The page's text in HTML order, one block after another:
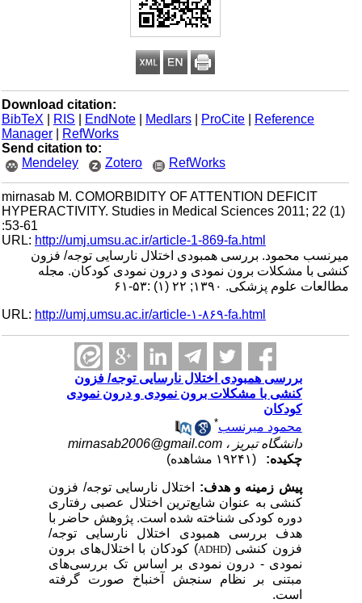
Download citation:
BibTeX
| RIS |EndNote |Medlars |ProCite |Reference
Manager
|RefWorks
Send citation to:
Mendeley
Zotero RefWorks
mirnasab M. COMORBIDITY OF ATTENTION DEFICIT
HYPERACTIVITY. Studies in Medical Sciences 2011; 22 (1)
:53-61
URL:http://umj.umsu.ac.ir/article-1-869-fa.html
میرنسب محمود. بررسی همبودی اختلال نارسایی توجه/ فزون
کنشی با مشکلات برون نمودی و درون نمودی کودکان. مجله
مطالعات علوم پزشکی. ۱۳۹۰; ۲۲ (۱) :۵۳-۶۱
URL:http://umj.umsu.ac.ir/article-۱-۸۶۹-fa.html
بررسی همبودی اختلال نارسایی توجه/ فزون
کنشی با مشکلات برون نمودی و درون نمودی
کودکان
محمود میرنسب
دانشگاه تبریز ، mirnasab2006@gmail.com
چکیده:
پیش زمینه و هدف:اختلال نارسایی توجه/ فزون
کنشیبه عنوان شایع‌ترین اختلال عصبیرفتاری
دوره کودکیشناخته شده است.پژوهش حاضر با
هدف بررسی همبودی اختلال نارسایی توجه/
فزون کنشی (ADHD) کودکان با اختلال‌های برون
نمودی - درون نمودی بر اساس تک بررسی‌های
مبتنی بر نظام سنجش آخنباخ صورت گرفته
است.